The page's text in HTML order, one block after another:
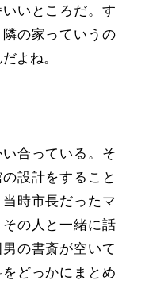
いところだ。す
の家っていうの
よね。
合っている。そ
設計をすること
時市長だったマ
の人と一緒に話
の書斎が空いて
どっかにまとめ